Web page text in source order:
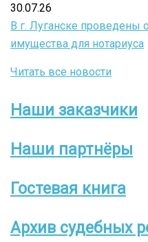
30.07.26
В г. Луганске проведены
имущества для нотариуса
Читать все новости
Боковое
меню
Наши заказчики
Наши партнёры
Гостевая книга
Архив судебных